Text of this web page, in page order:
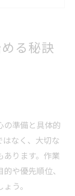
の見極め
較ポイント
の基準
用感
の仕組み
る注意点
る秘訣
の準備と具体的
なく、大切な
ります。作業
や優先順位、
う。